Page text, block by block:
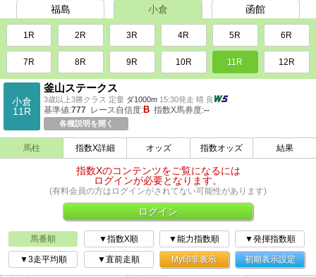
福島 小倉 函館
1R 2R 3R 4R 5R 6R
7R 8R 9R 10R 11R 12R
小倉
11R
釜山ステークス
3歳以上3勝クラス 定量 ダ1000m 15:30発走 晴 良
基準値:777 レース自信度:B 指数X馬券度:--
各種説明を開く
馬柱 指数X詳細 オッズ 指数オッズ 結果
指数Xのコンテンツをご覧になるには
ログインが必要となります。
(有料会員の方はログインがされてない可能性があります)
ログイン
馬番順 ▼指数X順 ▼能力指数順 ▼発揮指数順
▼3走平均順 ▼直前走順 My印非表示 初期表示設定